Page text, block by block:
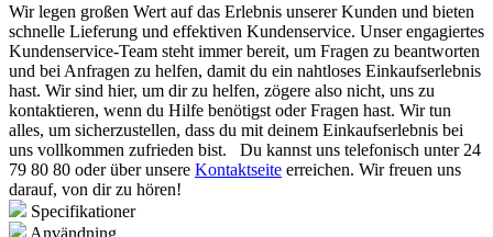
Wir legen großen Wert auf das Erlebnis unserer Kunden und bieten
schnelle Lieferung und effektiven Kundenservice. Unser engagiertes
Kundenservice-Team steht immer bereit, um Fragen zu beantworten
und bei Anfragen zu helfen, damit du ein nahtloses Einkaufserlebnis
hast. Wir sind hier, um dir zu helfen, zögere also nicht, uns zu
kontaktieren, wenn du Hilfe benötigst oder Fragen hast. Wir tun
alles, um sicherzustellen, dass du mit deinem Einkaufserlebnis bei
uns vollkommen zufrieden bist.
Du kannst uns telefonisch unter 24
79 80 80 oder über unsere Kontaktseite erreichen. Wir freuen uns
darauf, von dir zu hören!
Specifikationer
Användning